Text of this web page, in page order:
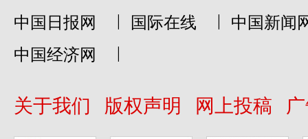
中国日报网
| 国际在线 |
中国新闻
中国经济网
|
关于我们 版权声明 网上投稿